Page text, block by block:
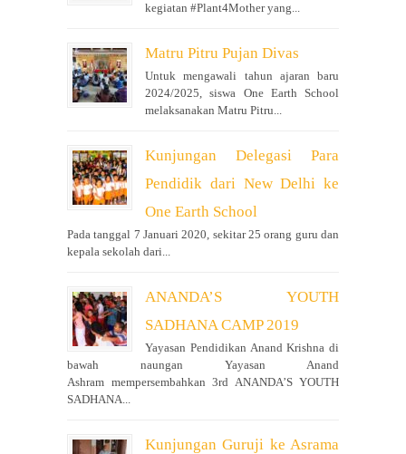
kegiatan #Plant4Mother yang...
Matru Pitru Pujan Divas
Untuk mengawali tahun ajaran baru
2024/2025, siswa One Earth School
melaksanakan Matru Pitru...
Kunjungan Delegasi Para
Pendidik dari New Delhi ke
One Earth School
Pada tanggal 7 Januari 2020, sekitar 25 orang guru dan
kepala sekolah dari...
ANANDA’S YOUTH
SADHANA CAMP 2019
Yayasan Pendidikan Anand Krishna di
bawah naungan Yayasan Anand
Ashram mempersembahkan 3rd ANANDA’S YOUTH
SADHANA...
Kunjungan Guruji ke Asrama